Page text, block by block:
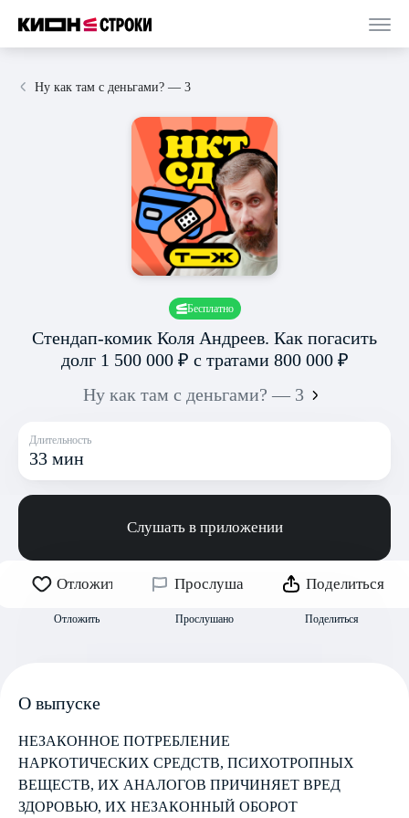
Ну как там с деньгами? — 3
Бесплатно
Стендап-комик Коля Андреев. Как погасить
долг 1 500 000 ₽ с тратами 800 000 ₽
Ну как там с деньгами? — 3
Длительность
33 мин
Слушать в приложении
Отложить
Отложить
Прослушано
Прослушано
Поделиться
Поделиться
О выпуске
НЕЗАКОННОЕ ПОТРЕБЛЕНИЕ
НАРКОТИЧЕСКИХ СРЕДСТВ, ПСИХОТРОПНЫХ
ВЕЩЕСТВ, ИХ АНАЛОГОВ ПРИЧИНЯЕТ ВРЕД
ЗДОРОВЬЮ, ИХ НЕЗАКОННЫЙ ОБОРОТ